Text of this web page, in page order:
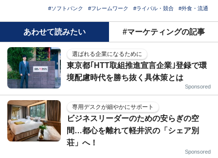
#ソフトバンク #フレームワーク #ライバル・競合 #外食・流通
あわせて読みたい #マーケティングの記事
選ばれる企業になるために
東京都｢HTT取組推進宣言企業｣登録で環
境配慮時代を勝ち抜く具体策とは
Sponsored
専用デスクが細やかにサポート
ビジネスリーダーのための安らぎの空
間…都心を離れて軽井沢の「シェア別
荘」へ！
Sponsored